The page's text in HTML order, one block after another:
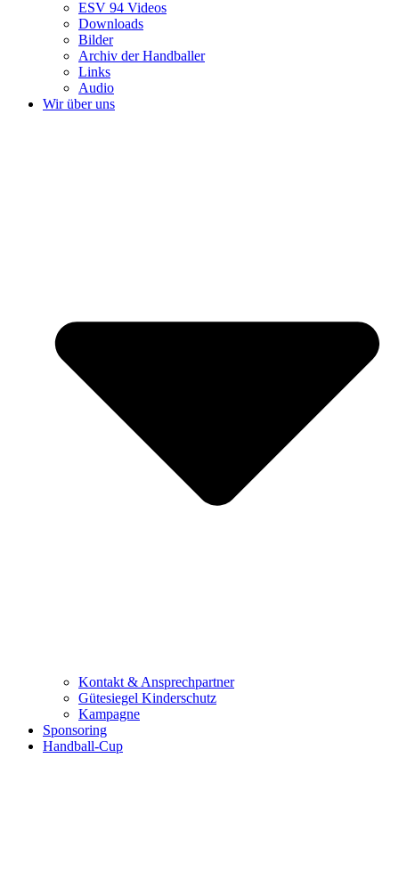
ESV 94 Videos
Downloads
Bilder
Archiv der Handballer
Links
Audio
Wir über uns
Kontakt & Ansprechpartner
Gütesiegel Kinderschutz
Kampagne
Sponsoring
Handball-Cup